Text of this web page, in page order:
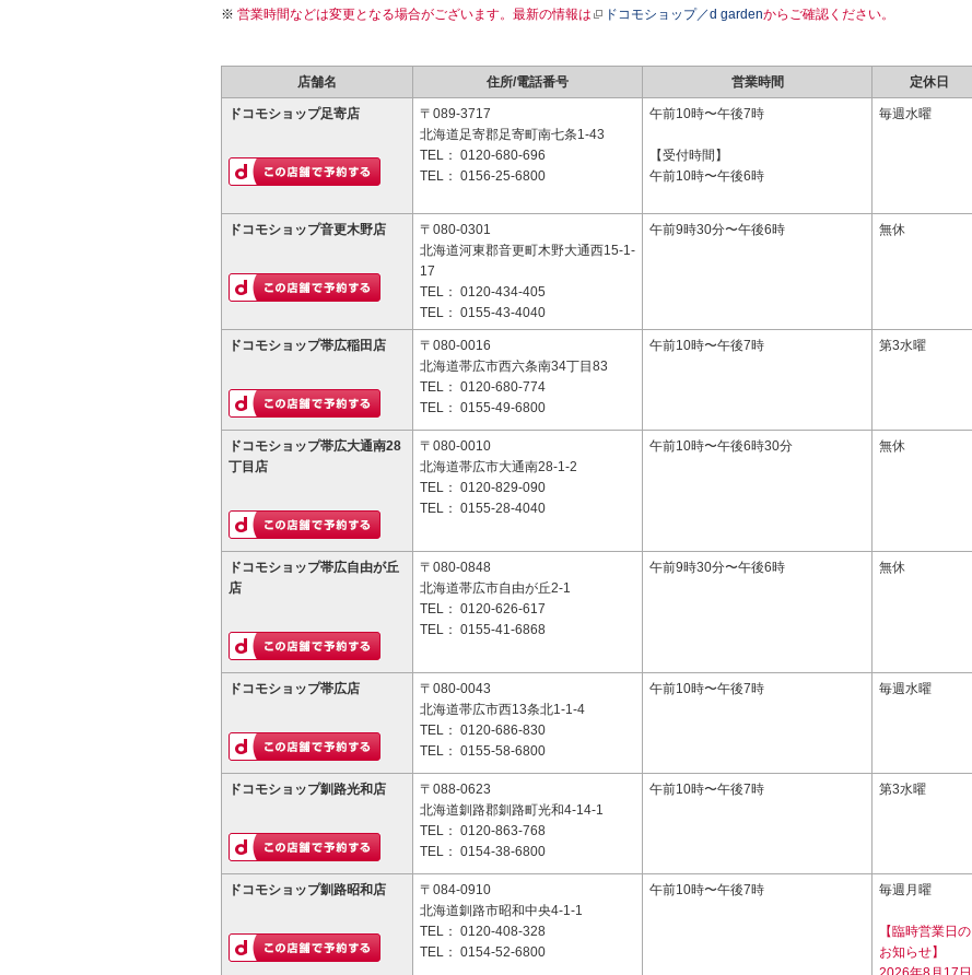
営業時間などは変更となる場合がございます。最新の情報は ドコモショップ／d gardenからご確認ください。
店舗名 住所/電話番号 営業時間 定休日
ドコモショップ足寄店
〒089-3717
北海道足寄郡足寄町南七条1-43
TEL： 0120-680-696
TEL： 0156-25-6800
午前10時〜午後7時
【受付時間】
午前10時〜午後6時
毎週水曜
ドコモショップ音更木野店
〒080-0301
北海道河東郡音更町木野大通西15-1-
17
TEL： 0120-434-405
TEL： 0155-43-4040
午前9時30分〜午後6時 無休
ドコモショップ帯広稲田店
〒080-0016
北海道帯広市西六条南34丁目83
TEL： 0120-680-774
TEL： 0155-49-6800
午前10時〜午後7時 第3水曜
ドコモショップ帯広大通南28
丁目店
〒080-0010
北海道帯広市大通南28-1-2
TEL： 0120-829-090
TEL： 0155-28-4040
午前10時〜午後6時30分 無休
ドコモショップ帯広自由が丘
店
〒080-0848
北海道帯広市自由が丘2-1
TEL： 0120-626-617
TEL： 0155-41-6868
午前9時30分〜午後6時 無休
ドコモショップ帯広店
〒080-0043
北海道帯広市西13条北1-1-4
TEL： 0120-686-830
TEL： 0155-58-6800
午前10時〜午後7時 毎週水曜
ドコモショップ釧路光和店
〒088-0623
北海道釧路郡釧路町光和4-14-1
TEL： 0120-863-768
TEL： 0154-38-6800
午前10時〜午後7時 第3水曜
ドコモショップ釧路昭和店
〒084-0910
北海道釧路市昭和中央4-1-1
TEL： 0120-408-328
TEL： 0154-52-6800
午前10時〜午後7時 毎週月曜
【臨時営業日の
お知らせ】